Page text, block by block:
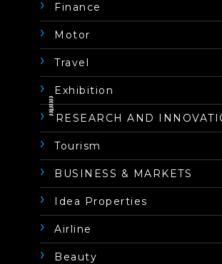
Finance
Motor
Travel
Exhibition
RESEARCH AND
Tourism
BUSINESS & MARKETS
Idea Properties
Airline
Beauty